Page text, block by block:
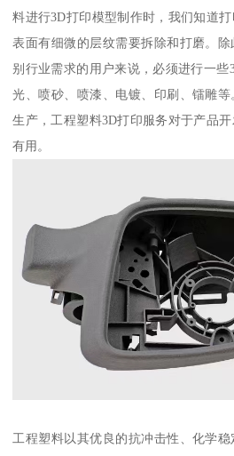
料进行3D打印模型制作时，我们知道
表面有细微的层纹需要拆除和打磨。
别行业需求的用户来说，必须进行一
光、喷砂、喷漆、电镀、印刷、镭雕
生产，工程塑料3D打印服务对于产品
有用。
工程塑料以其优良的抗冲击性、化学